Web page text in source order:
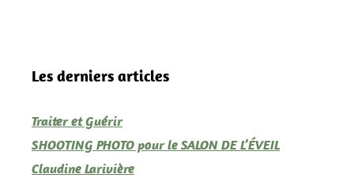
Les derniers articles
Traiter et Guérir
SHOOTING PHOTO pour le SALON DE L’ÉVEIL
Claudine Larivière